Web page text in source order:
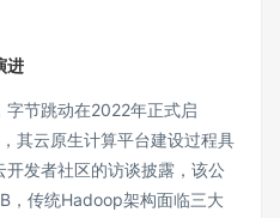
进
字节跳动在2022年正式启
其云原生计算平台建设过程具
发者社区的访谈披露，该公
，传统Hadoop架构面临三大